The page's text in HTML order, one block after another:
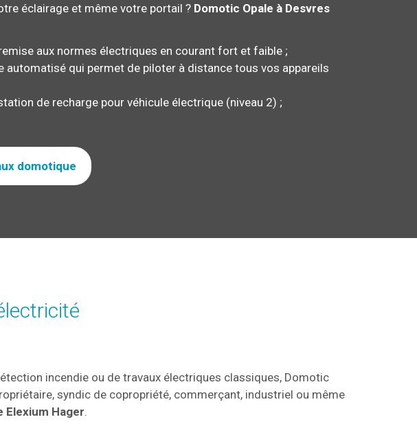
éclairage et même votre portail ? Domotic Opale à Desvres
aux normes électriques en courant fort et faible ;
automatisé qui permet de piloter à distance tous vos appareils
de recharge pour véhicule électrique (niveau 2) ;
domotique
incendie ou de travaux électriques classiques, Domotic
syndic de copropriété, commerçant, industriel ou même
Hager.